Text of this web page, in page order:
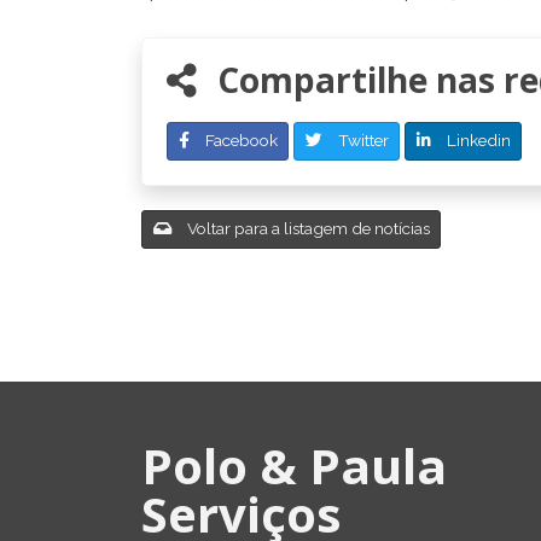
Compartilhe nas
Facebook Twitter Linkedin
Voltar para a listagem de notícias
Polo & Paula
Serviços